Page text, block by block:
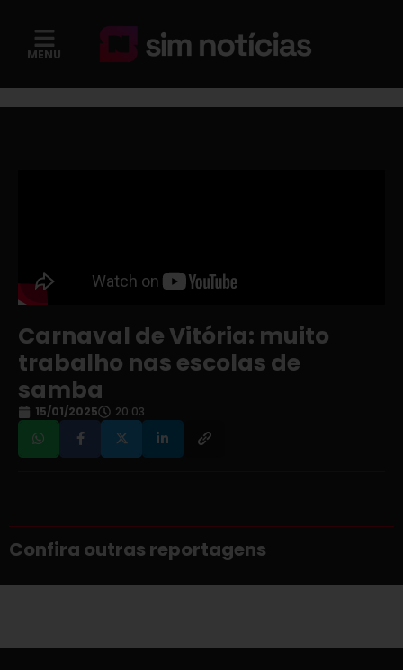
MENU
Carnaval de Vitória: muito
trabalho nas escolas de
samba
15/01/2025 20:03
Confira outras reportagens